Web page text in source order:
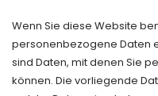
Wenn Sie diese Website
personenbezogene Daten
sind Daten, mit denen Sie
können. Die vorliegende